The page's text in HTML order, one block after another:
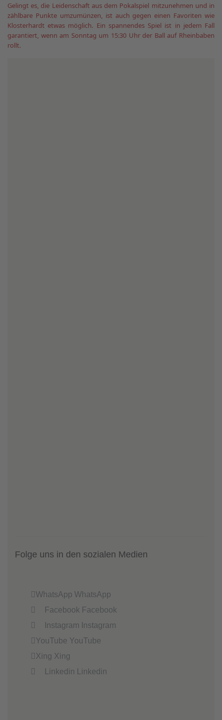
Gelingt es, die Leidenschaft aus dem Pokalspiel mitzunehmen und in
zählbare Punkte umzumünzen, ist auch gegen einen Favoriten wie
Klosterhardt etwas möglich. Ein spannendes Spiel ist in jedem Fall
garantiert, wenn am Sonntag um 15:30 Uhr der Ball auf Rheinbaben
rollt.
Folge uns in den sozialen Medien
WhatsApp WhatsApp
Facebook Facebook
Instagram Instagram
YouTube YouTube
Xing Xing
Linkedin Linkedin